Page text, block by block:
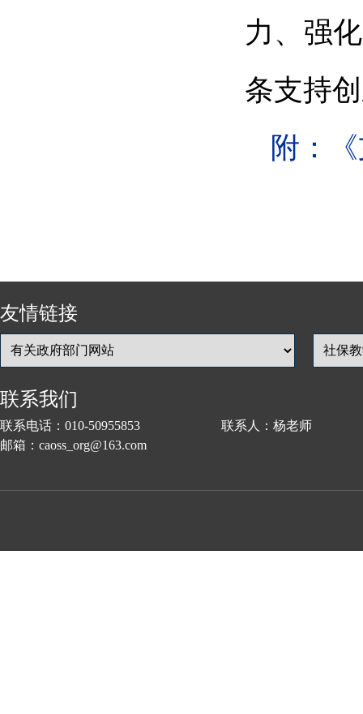
力、强
条支持
附：
友情链接
联系我们
联系电话：010-50955853 联系人：杨老师
邮箱：caoss_org@163.com